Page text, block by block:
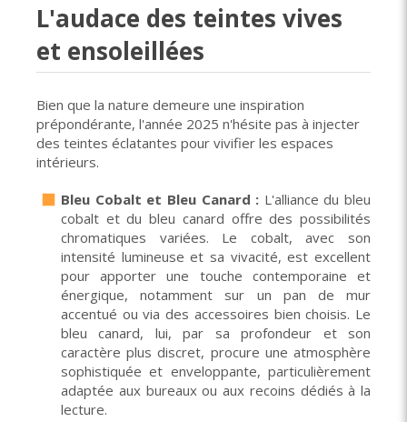
L'audace des teintes vives
et ensoleillées
Bien que la nature demeure une inspiration
prépondérante, l'année 2025 n'hésite pas à injecter
des teintes éclatantes pour vivifier les espaces
intérieurs.
Bleu Cobalt et Bleu Canard : L'alliance du bleu
cobalt et du bleu canard offre des possibilités
chromatiques variées. Le cobalt, avec son
intensité lumineuse et sa vivacité, est excellent
pour apporter une touche contemporaine et
énergique, notamment sur un pan de mur
accentué ou via des accessoires bien choisis. Le
bleu canard, lui, par sa profondeur et son
caractère plus discret, procure une atmosphère
sophistiquée et enveloppante, particulièrement
adaptée aux bureaux ou aux recoins dédiés à la
lecture.